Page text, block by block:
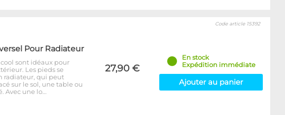
Pour Radiateur
sont idéaux pour
Les pieds se
radiateur, qui peut
sur le sol, une table ou
une lo…
27,90 €
Code article 15392
En stock
Expédition immédiate
Ajouter au panier